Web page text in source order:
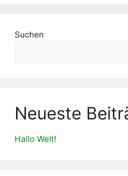
Suchen
Neueste
Hallo Welt!